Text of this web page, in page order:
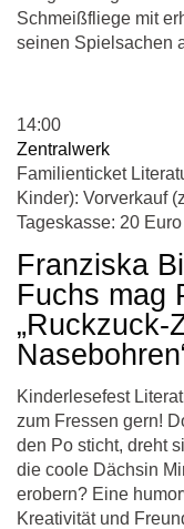
Schmeißfliege mit
seinen Spielsachen
14:00
Zentralwerk
Familienticket
Kinder): Vorverkauf
Tageskasse: 20 Euro
Franziska
Fuchs mag
Kinderlesefest
zum Fressen gern!
den Po sticht, dreht
die coole Dächsin
erobern? Eine
Kreativität und